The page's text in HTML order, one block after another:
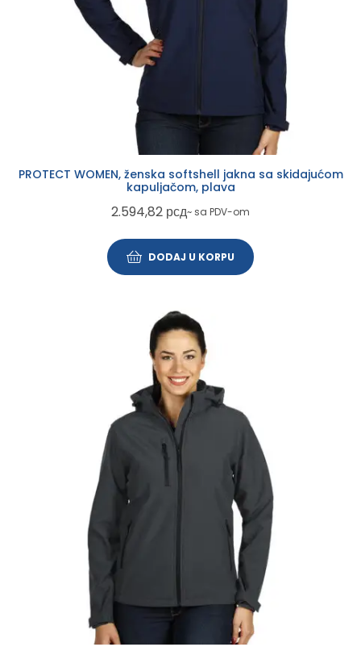
PROTECT WOMEN, ženska softshell jakna sa skidajućom
kapuljačom, plava
2.594,82 рсд~ sa PDV-om
DODAJ U KORPU